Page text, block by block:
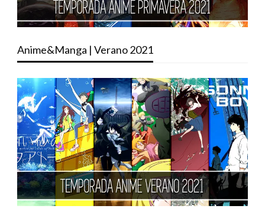
Anime&Manga | Verano 2021